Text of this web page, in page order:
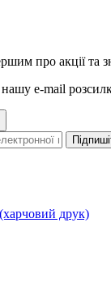
про акції та
e-mail
друк)